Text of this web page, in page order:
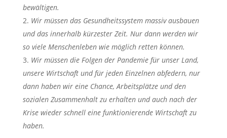
bewältigen.
Wir müssen das Gesundheitssystem massiv ausbauen
und das innerhalb kürzester Zeit. Nur dann werden wir
so viele Menschenleben wie möglich retten können.
Wir müssen die Folgen der Pandemie für unser Land,
unsere Wirtschaft und für jeden Einzelnen abfedern, nur
dann haben wir eine Chance, Arbeitsplätze und den
sozialen Zusammenhalt zu erhalten und auch nach der
Krise wieder schnell eine funktionierende Wirtschaft zu
haben.